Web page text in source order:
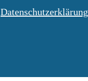
Datenschutzerklärung